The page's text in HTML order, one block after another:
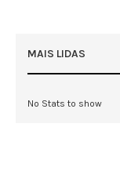
MAIS LIDAS
No Stats to show